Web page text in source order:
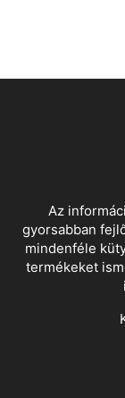
Az
gyorsabban
mindenféle
termékeket